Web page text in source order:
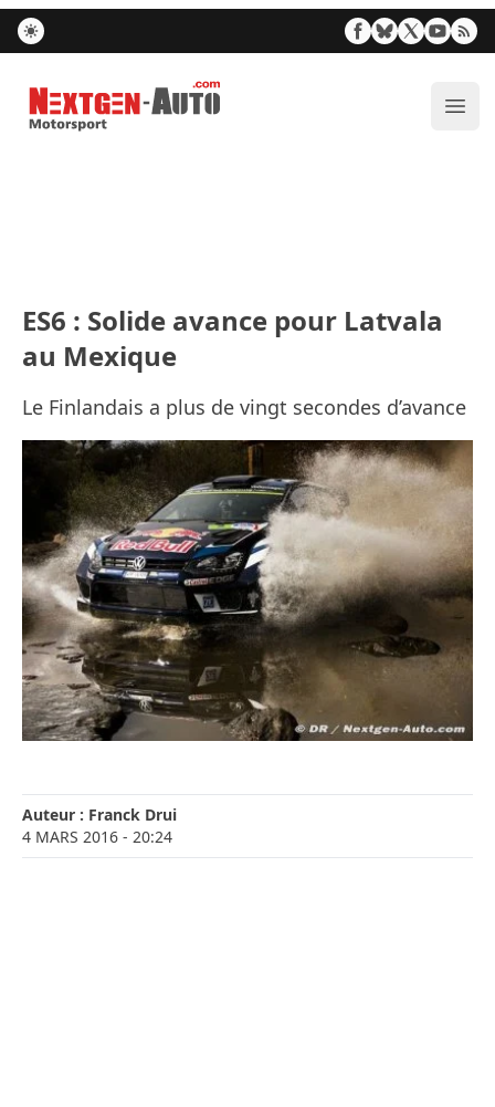
Nextgen-Auto.com
ES6 : Solide avance pour Latvala
au Mexique
Le Finlandais a plus de vingt secondes d’avance
Auteur : Franck Drui
4 MARS 2016 - 20:24